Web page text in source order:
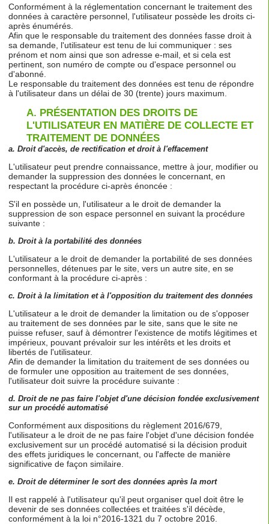
Conformément à la réglementation concernant le traitement des
données à caractère personnel, l'utilisateur possède les droits ci-
après énumérés.
Afin que le responsable du traitement des données fasse droit à
sa demande, l'utilisateur est tenu de lui communiquer : ses
prénom et nom ainsi que son adresse e-mail, et si cela est
pertinent, son numéro de compte ou d'espace personnel ou
d'abonné.
Le responsable du traitement des données est tenu de répondre
à l'utilisateur dans un délai de 30 (trente) jours maximum.
A. PRÉSENTATION DES DROITS DE
L'UTILISATEUR EN MATIÈRE DE COLLECTE ET
TRAITEMENT DE DONNÉES
a. Droit d'accès, de rectification et droit à l'effacement
L'utilisateur peut prendre connaissance, mettre à jour, modifier ou
demander la suppression des données le concernant, en
respectant la procédure ci-après énoncée :
S'il en possède un, l'utilisateur a le droit de demander la
suppression de son espace personnel en suivant la procédure
suivante :
b. Droit à la portabilité des données
L'utilisateur a le droit de demander la portabilité de ses données
personnelles, détenues par le site, vers un autre site, en se
conformant à la procédure ci-après :
c. Droit à la limitation et à l'opposition du traitement des données
L'utilisateur a le droit de demander la limitation ou de s'opposer
au traitement de ses données par le site, sans que le site ne
puisse refuser, sauf à démontrer l'existence de motifs légitimes et
impérieux, pouvant prévaloir sur les intérêts et les droits et
libertés de l'utilisateur.
Afin de demander la limitation du traitement de ses données ou
de formuler une opposition au traitement de ses données,
l'utilisateur doit suivre la procédure suivante :
d. Droit de ne pas faire l'objet d'une décision fondée exclusivement
sur un procédé automatisé
Conformément aux dispositions du règlement 2016/679,
l'utilisateur a le droit de ne pas faire l'objet d'une décision fondée
exclusivement sur un procédé automatisé si la décision produit
des effets juridiques le concernant, ou l'affecte de manière
significative de façon similaire.
e. Droit de déterminer le sort des données après la mort
Il est rappelé à l'utilisateur qu'il peut organiser quel doit être le
devenir de ses données collectées et traitées s'il décède,
conformément à la loi n°2016-1321 du 7 octobre 2016.